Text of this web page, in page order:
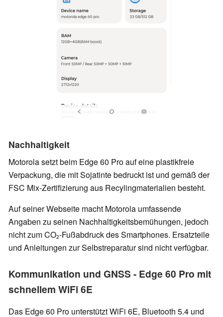
Nachhaltigkeit
Motorola setzt beim Edge 60 Pro auf eine plastikfreie
Verpackung, die mit Sojatinte bedruckt ist und gemäß der
FSC Mix-Zertifizierung aus Recylingmaterialien besteht.
Auf seiner Webseite macht Motorola umfassende
Angaben zu seinen Nachhaltigkeitsbemühungen, jedoch
nicht zum CO₂-Fußabdruck des Smartphones. Ersatzteile
und Anleitungen zur Selbstreparatur sind nicht verfügbar.
Kommunikation und GNSS - Edge 60 Pro mit
schnellem WiFi 6E
Das Edge 60 Pro unterstützt WiFi 6E, Bluetooth 5.4 und